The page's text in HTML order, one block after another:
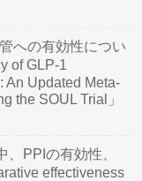
への有効性につい
of GLP-1
An Updated Meta-
the SOUL Trial」
PPIの有効性、
effectiveness